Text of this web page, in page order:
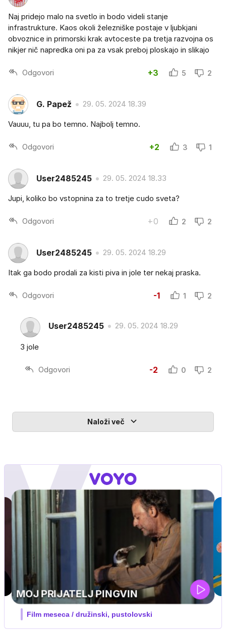
Naj pridejo malo na svetlo in bodo videli stanje
infrastrukture. Kaos okoli železniške postaje v ljubkjani
obvoznice in primorski krak avtoceste pa tretja razvojna os
nikjer nič napredka oni pa za vsak preboj ploskajo in slikajo
Odgovori +3 5 2
G. Papež 29. 05. 2024 18.39
Vauuu, tu pa bo temno. Najbolj temno.
Odgovori +2 3 1
User2485245 29. 05. 2024 18.33
Jupi, koliko bo vstopnina za to tretje cudo sveta?
Odgovori +0 2 2
User2485245 29. 05. 2024 18.29
Itak ga bodo prodali za kisti piva in jole ter nekaj praska.
Odgovori -1 1 2
User2485245 29. 05. 2024 18.29
3 jole
Odgovori -2 0 2
Naloži več
IQ 160
Nova hrvaška serija